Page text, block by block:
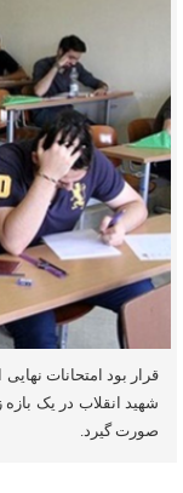
شهید انقلاب در یک
صورت گیرد.